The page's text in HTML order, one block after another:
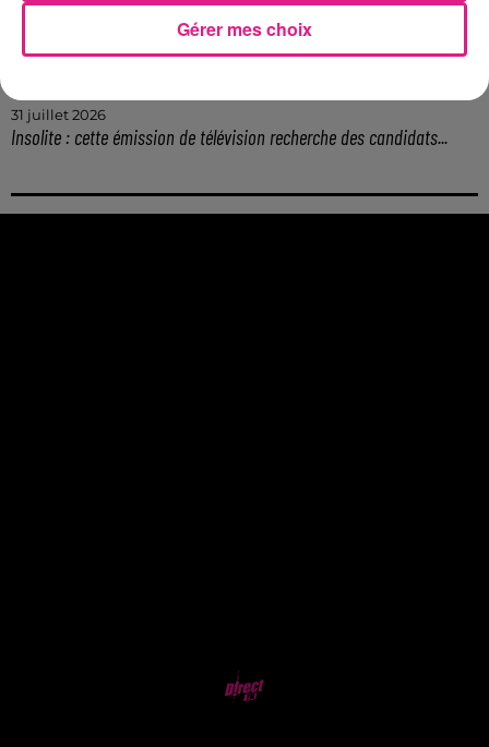
Chalets de Noël solidaires : la ville de Metz lance un appel à...
31 juillet 2026
Insolite : cette émission de télévision recherche des candidats...
Gérer mes choix